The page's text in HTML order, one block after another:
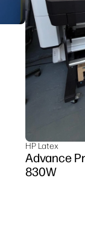
HP Latex
Advance
830W